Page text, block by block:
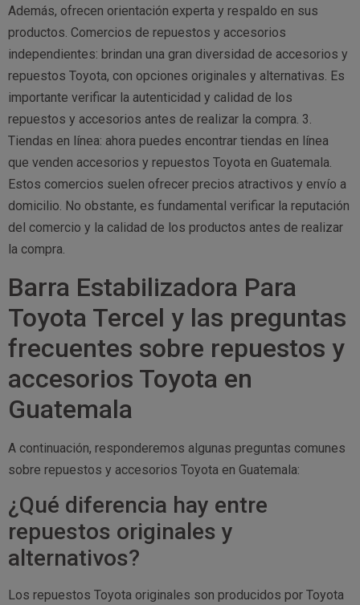
Además, ofrecen orientación experta y respaldo en sus
productos. Comercios de repuestos y accesorios
independientes: brindan una gran diversidad de accesorios y
repuestos Toyota, con opciones originales y alternativas. Es
importante verificar la autenticidad y calidad de los
repuestos y accesorios antes de realizar la compra. 3.
Tiendas en línea: ahora puedes encontrar tiendas en línea
que venden accesorios y repuestos Toyota en Guatemala.
Estos comercios suelen ofrecer precios atractivos y envío a
domicilio. No obstante, es fundamental verificar la reputación
del comercio y la calidad de los productos antes de realizar
la compra.
Barra Estabilizadora Para
Toyota Tercel y las preguntas
frecuentes sobre repuestos y
accesorios Toyota en
Guatemala
A continuación, responderemos algunas preguntas comunes
sobre repuestos y accesorios Toyota en Guatemala:
¿Qué diferencia hay entre
repuestos originales y
alternativos?
Los repuestos Toyota originales son producidos por Toyota